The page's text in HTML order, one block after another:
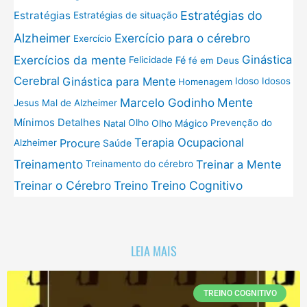
Estratégias Estratégias de situação Estratégias do
Alzheimer Exercício Exercício para o cérebro
Exercícios da mente Felicidade Fé fé em Deus Ginástica
Cerebral Ginástica para Mente Homenagem Idoso Idosos
Jesus Mal de Alzheimer Marcelo Godinho Mente
Mínimos Detalhes Natal Olho Olho Mágico Prevenção do
Alzheimer Procure Saúde Terapia Ocupacional
Treinamento Treinamento do cérebro Treinar a Mente
Treinar o CérebroTreinoTreino Cognitivo
LEIA MAIS
TREINO COGNITIVO